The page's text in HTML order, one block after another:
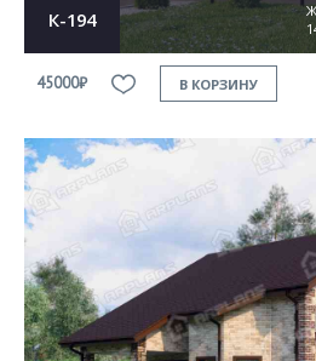
К-194
45000₽ В КОРЗИНУ